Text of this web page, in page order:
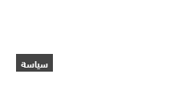
سياسة